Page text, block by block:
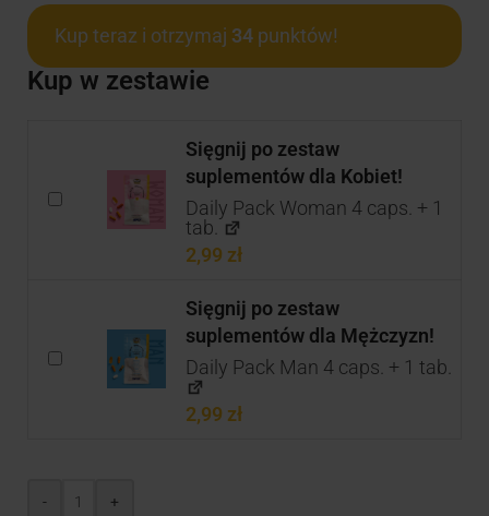
Kup teraz i otrzymaj 34 punktów!
Kup w zestawie
Sięgnij po zestaw
suplementów dla Kobiet!
Daily Pack Woman 4 caps. + 1
tab.
2,99 zł
Sięgnij po zestaw
suplementów dla Mężczyzn!
Daily Pack Man 4 caps. + 1 tab.
2,99 zł
- +